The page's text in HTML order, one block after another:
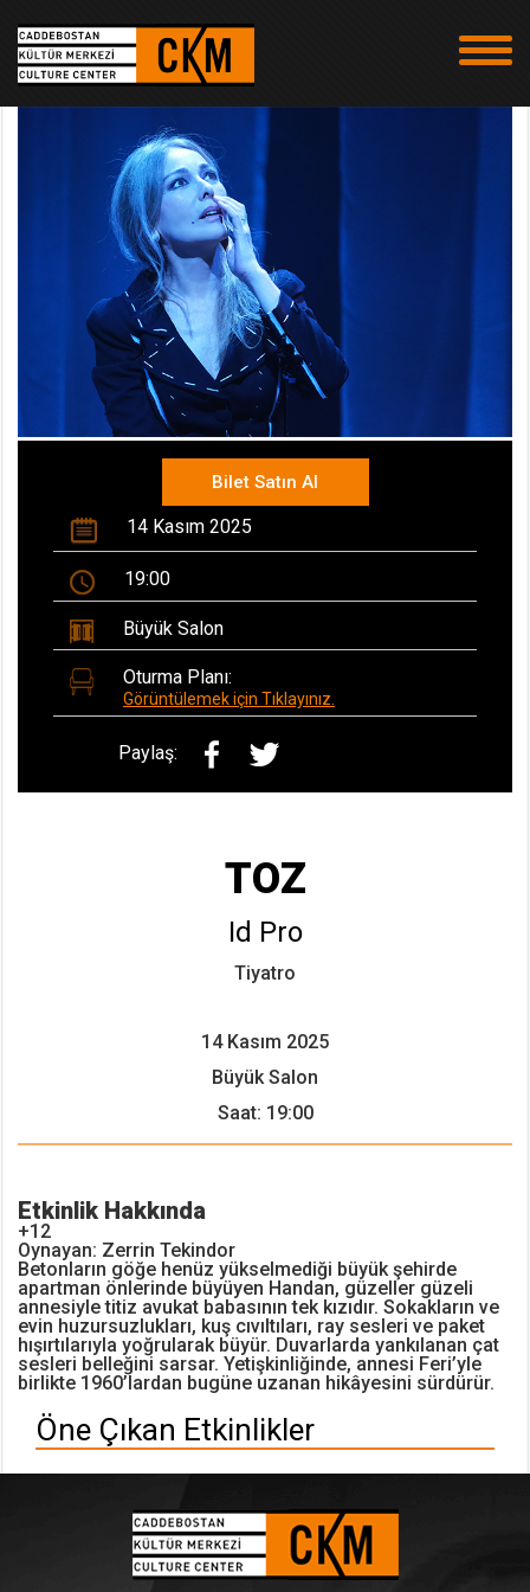
Bilet Satın Al
14 Kasım 2025
19:00
Büyük Salon
Oturma Planı:
Görüntülemek için Tıklayınız.
Paylaş:
TOZ
Id Pro
Tiyatro
14 Kasım 2025
Büyük Salon
Saat: 19:00
Etkinlik Hakkında
+12
Oynayan: Zerrin Tekindor
Betonların göğe henüz yükselmediği büyük şehirde
apartman önlerinde büyüyen Handan, güzeller güzeli
annesiyle titiz avukat babasının tek kızıdır. Sokakların ve
evin huzursuzlukları, kuş cıvıltıları, ray sesleri ve paket
hışırtılarıyla yoğrularak büyür. Duvarlarda yankılanan çat
sesleri belleğini sarsar. Yetişkinliğinde, annesi Feri’yle
birlikte 1960’lardan bugüne uzanan hikâyesini sürdürür.
Öne Çıkan Etkinlikler